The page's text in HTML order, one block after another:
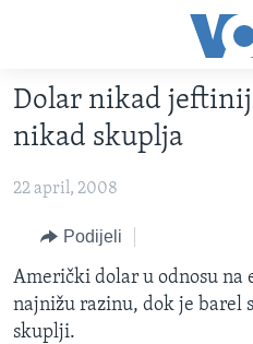
glavni
sadržaj
na
navigaciju
Idi
na
pretragu
FOTOGRAFIJE DANA
VIJESTI
SJEDINJENE AMERIČKE
BOSNA I HERCEGOVINA
NAUKA I TEHNOLOGIJA
SPECIJALNI PROJEKTI
Dolar nikad
nikad skuplja
22 april, 2008
Podijeli
Američki dolar u odnosu na
najnižu razinu, dok je barel
skuplji.